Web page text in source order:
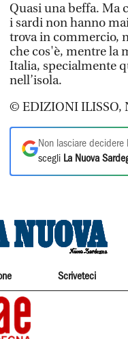
Quasi una beffa. Ma
i sardi non hanno
trova in commercio,
che cos'è, mentre la
Italia, specialmente
nell’isola.
© EDIZIONI ILISSO,
Non lasciare decidere
scegli La Nuova
Scriveteci